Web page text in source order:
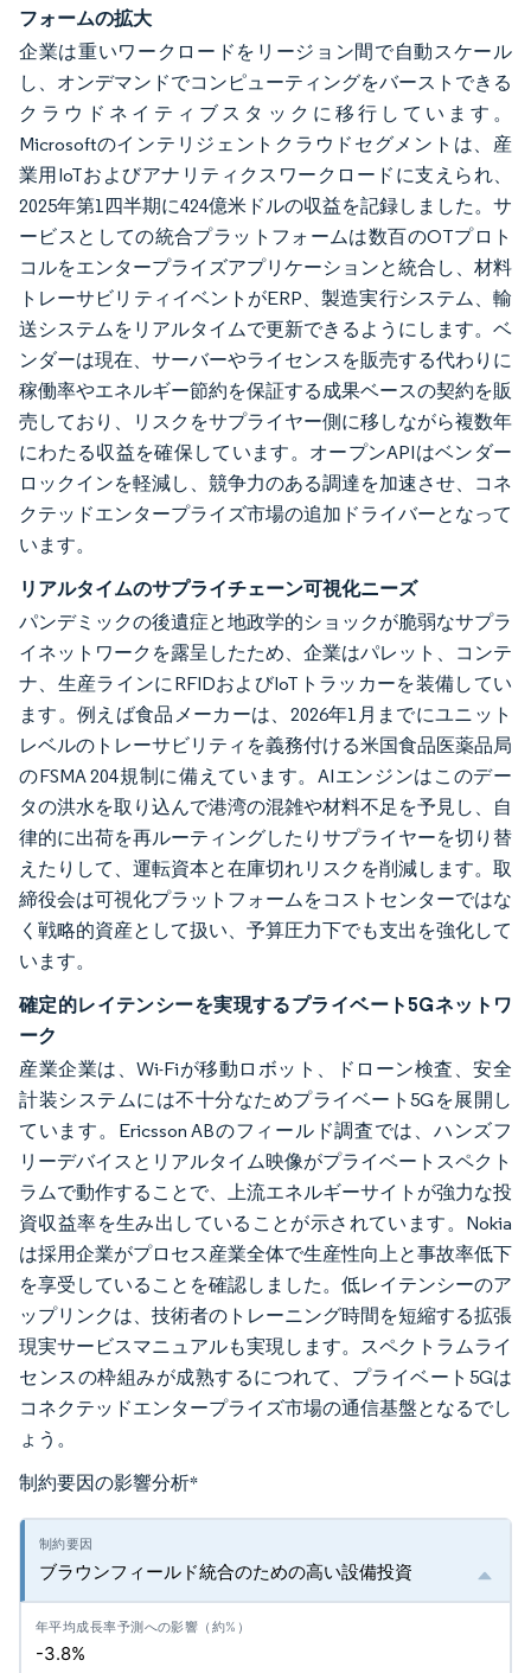
フォームの拡大
企業は重いワークロードをリージョン間で自動スケール
し、オンデマンドでコンピューティングをバーストできる
クラウドネイティブスタックに移行しています。
Microsoftのインテリジェントクラウドセグメントは、産
業用IoTおよびアナリティクスワークロードに支えられ、
2025年第1四半期に424億米ドルの収益を記録しました。サ
ービスとしての統合プラットフォームは数百のOTプロト
コルをエンタープライズアプリケーションと統合し、材料
トレーサビリティイベントがERP、製造実行システム、輸
送システムをリアルタイムで更新できるようにします。ベ
ンダーは現在、サーバーやライセンスを販売する代わりに
稼働率やエネルギー節約を保証する成果ベースの契約を販
売しており、リスクをサプライヤー側に移しながら複数年
にわたる収益を確保しています。オープンAPIはベンダー
ロックインを軽減し、競争力のある調達を加速させ、コネ
クテッドエンタープライズ市場の追加ドライバーとなって
います。
リアルタイムのサプライチェーン可視化ニーズ
パンデミックの後遺症と地政学的ショックが脆弱なサプラ
イネットワークを露呈したため、企業はパレット、コンテ
ナ、生産ラインにRFIDおよびIoTトラッカーを装備してい
ます。例えば食品メーカーは、2026年1月までにユニット
レベルのトレーサビリティを義務付ける米国食品医薬品局
のFSMA 204規制に備えています。AIエンジンはこのデー
タの洪水を取り込んで港湾の混雑や材料不足を予見し、自
律的に出荷を再ルーティングしたりサプライヤーを切り替
えたりして、運転資本と在庫切れリスクを削減します。取
締役会は可視化プラットフォームをコストセンターではな
く戦略的資産として扱い、予算圧力下でも支出を強化して
います。
確定的レイテンシーを実現するプライベート5Gネットワ
ーク
産業企業は、Wi-Fiが移動ロボット、ドローン検査、安全
計装システムには不十分なためプライベート5Gを展開し
ています。Ericsson ABのフィールド調査では、ハンズフ
リーデバイスとリアルタイム映像がプライベートスペクト
ラムで動作することで、上流エネルギーサイトが強力な投
資収益率を生み出していることが示されています。Nokia
は採用企業がプロセス産業全体で生産性向上と事故率低下
を享受していることを確認しました。低レイテンシーのア
ップリンクは、技術者のトレーニング時間を短縮する拡張
現実サービスマニュアルも実現します。スペクトラムライ
センスの枠組みが成熟するにつれて、プライベート5Gは
コネクテッドエンタープライズ市場の通信基盤となるでし
ょう。
制約要因の影響分析*
ブラウンフィールド統合のための高い設備投資
-3.8%